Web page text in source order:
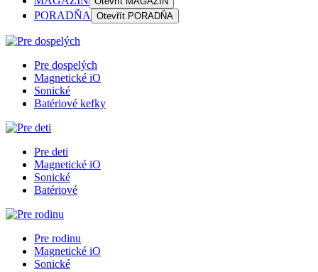
PORADŇA Otevřít PORADŇA
Pre dospelých
Magnetické iO
Sonické
Batériové kefky
Pre deti
Magnetické iO
Sonické
Batériové
Pre rodinu
Magnetické iO
Sonické